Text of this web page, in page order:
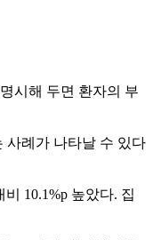
시해 두면 환자의 부
사례가 나타날 수 있다
10.1%p 높았다. 집